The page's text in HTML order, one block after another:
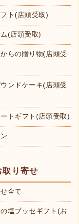
ト(店頭受取)
(店頭受取)
らの贈り物(店頭受
ンドケーキ(店頭受
トギフト(店頭受取)
取り寄せ
全て
塩ブッセギフト(お